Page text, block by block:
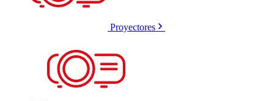
Proyectores